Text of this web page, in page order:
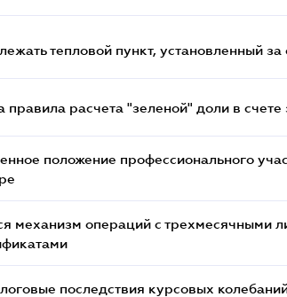
тепловой пункт, установленный
расчета "зеленой" доли в счете
положение профессионального
механизм операций с трехмесячными
последствия курсовых